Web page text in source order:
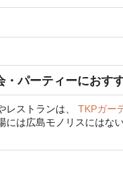
パーティーにおす
レストランは、 TKPガー
には広島モノリスにはな